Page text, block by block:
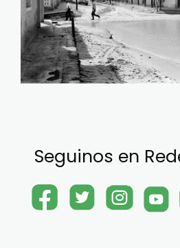
Seguinos en